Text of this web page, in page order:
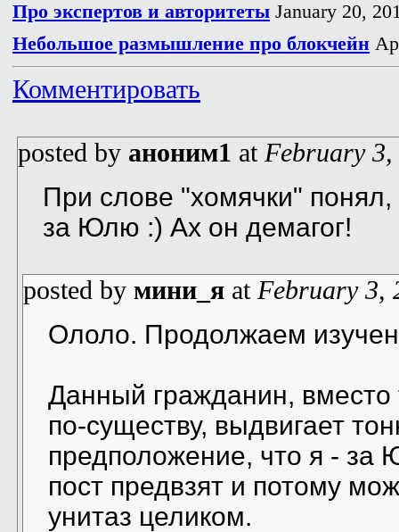
Про экспертов и авторитеты January 20,
Небольшое размышление про блокчейн
Комментировать
posted by аноним1 at February 3,
При слове "хомячки"
за Юлю :) Ах он демагог!
posted by мини_я at February 3,
Ололо. Продолжаем
Данный гражданин, вместо
по-существу, выдвигает
предположение, что я - за
пост предвзят и потому
унитаз целиком.